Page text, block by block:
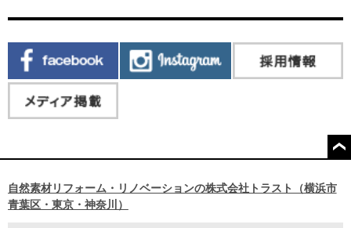
自然素材リフォーム・リノベーションの株式会社トラスト（横浜市
青葉区・東京・神奈川）